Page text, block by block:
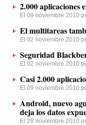
2.000 aplicaciones
El 09 noviembre 2010
El multitareas
El 02 noviembre 2010
Seguridad
El 02 noviembre 2010
Casi 2.000
El 09 noviembre 2010
Android, nuevo
deja los datos
El 28 noviembre 2010